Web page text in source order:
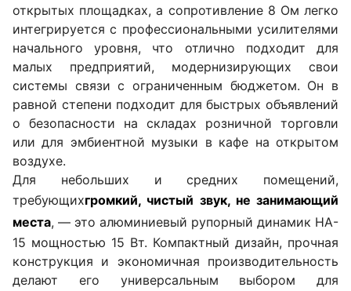
открытых площадках, а сопротивление 8 Ом легко
интегрируется с профессиональными усилителями
начального уровня, что отлично подходит для
малых предприятий, модернизирующих свои
системы связи с ограниченным бюджетом. Он в
равной степени подходит для быстрых объявлений
о безопасности на складах розничной торговли
или для эмбиентной музыки в кафе на открытом
воздухе.
Для небольших и средних помещений,
требующихгромкий, чистый звук, не занимающий
места, — это алюминиевый рупорный динамик HA-
15 мощностью 15 Вт. Компактный дизайн, прочная
конструкция и экономичная производительность
делают его универсальным выбором для